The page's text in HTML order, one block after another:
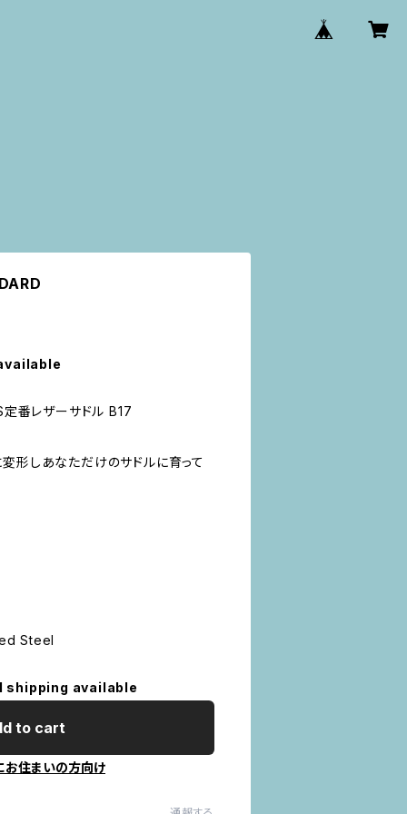
番レザーサドル B17
形しあなただけのサドルに育って
Steel
shipping available
to cart
お住まいの方向け